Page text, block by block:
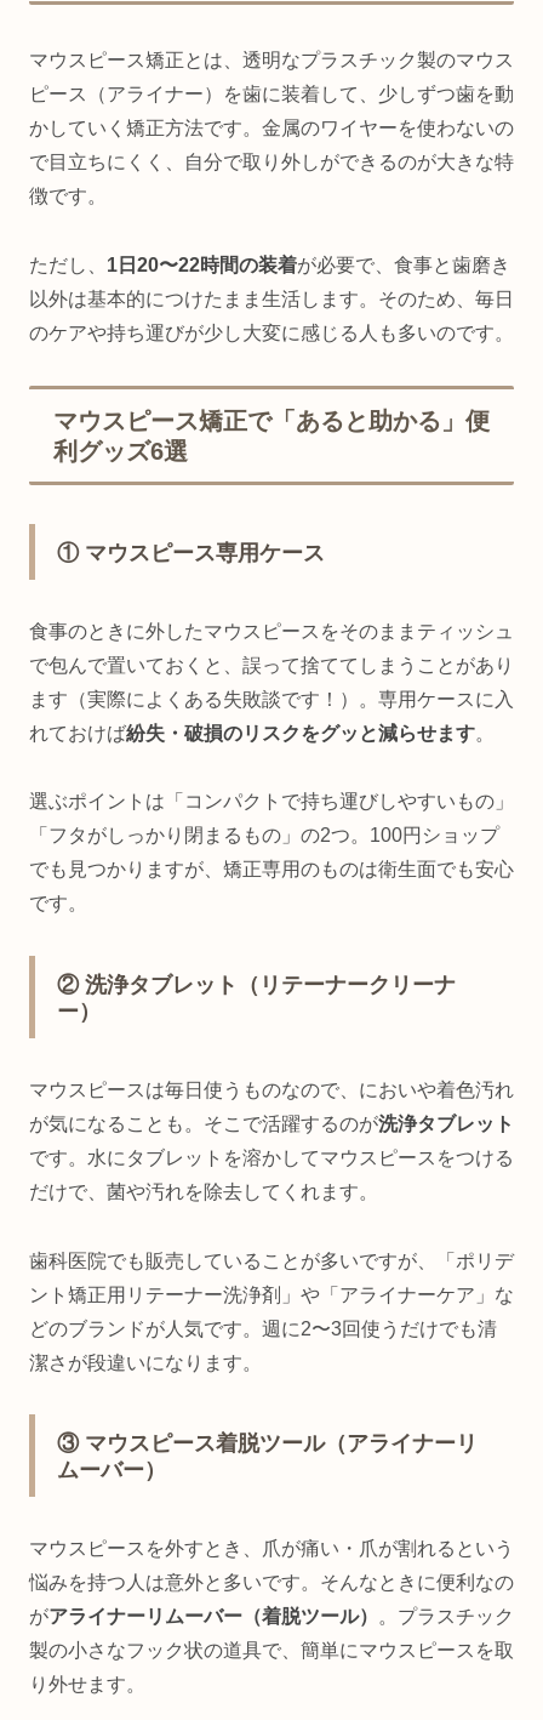
マウスピース矯正とは、透明なプラスチック製のマウス
ピース（アライナー）を歯に装着して、少しずつ歯を動
かしていく矯正方法です。金属のワイヤーを使わないの
で目立ちにくく、自分で取り外しができるのが大きな特
徴です。
ただし、 1日20〜22時間の装着が必要で、食事と歯磨き
以外は基本的につけたまま生活します。そのため、毎日
のケアや持ち運びが少し大変に感じる人も多いのです。
マウスピース矯正で「あると助かる」便
利グッズ6選
① マウスピース専用ケース
食事のときに外したマウスピースをそのままティッシュ
で包んで置いておくと、誤って捨ててしまうことがあり
ます（実際によくある失敗談です！）。専用ケースに入
れておけば紛失・破損のリスクをグッと減らせます。
選ぶポイントは「コンパクトで持ち運びしやすいもの」
「フタがしっかり閉まるもの」の2つ。100円ショップ
でも見つかりますが、矯正専用のものは衛生面でも安心
です。
② 洗浄タブレット（リテーナークリーナ
ー）
マウスピースは毎日使うものなので、においや着色汚れ
が気になることも。そこで活躍するのが洗浄タブレット
です。水にタブレットを溶かしてマウスピースをつける
だけで、菌や汚れを除去してくれます。
歯科医院でも販売していることが多いですが、「ポリデ
ント矯正用リテーナー洗浄剤」や「アライナーケア」な
どのブランドが人気です。週に2〜3回使うだけでも清
潔さが段違いになります。
③ マウスピース着脱ツール（アライナーリ
ムーバー）
マウスピースを外すとき、爪が痛い・爪が割れるという
悩みを持つ人は意外と多いです。そんなときに便利なの
がアライナーリムーバー（着脱ツール）
。プラスチック
製の小さなフック状の道具で、簡単にマウスピースを取
り外せます。